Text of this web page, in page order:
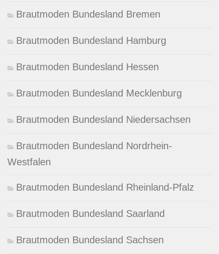
Brautmoden Bundesland Bremen
Brautmoden Bundesland Hamburg
Brautmoden Bundesland Hessen
Brautmoden Bundesland Mecklenburg
Brautmoden Bundesland Niedersachsen
Brautmoden Bundesland Nordrhein-
Westfalen
Brautmoden Bundesland Rheinland-Pfalz
Brautmoden Bundesland Saarland
Brautmoden Bundesland Sachsen